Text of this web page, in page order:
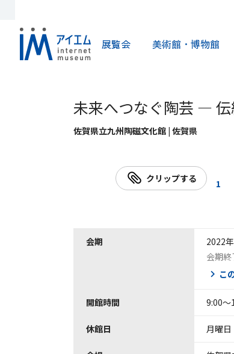
展覧会 美術館・博物館
未来へつなぐ陶芸 ―
佐賀県立九州陶磁文化館 | 佐賀県
クリップする 1
会期
2022
会期終
こ
開館時間 9:00～
休館日 月曜